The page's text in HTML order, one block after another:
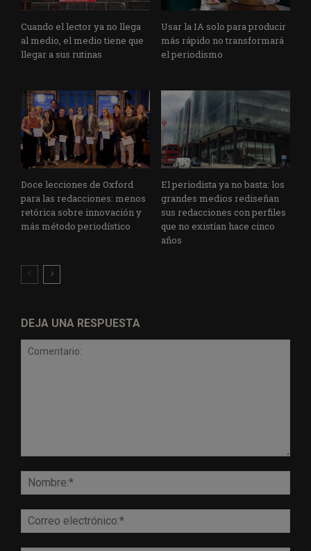
Cuando el lector ya no llega
al medio, el medio tiene que
llegar a sus rutinas
Usar la IA solo para producir
más rápido no transformará
el periodismo
Doce lecciones de Oxford
para las redacciones: menos
retórica sobre innovación y
más método periodístico
El periodista ya no basta: los
grandes medios rediseñan
sus redacciones con perfiles
que no existían hace cinco
años
DEJA UNA RESPUESTA